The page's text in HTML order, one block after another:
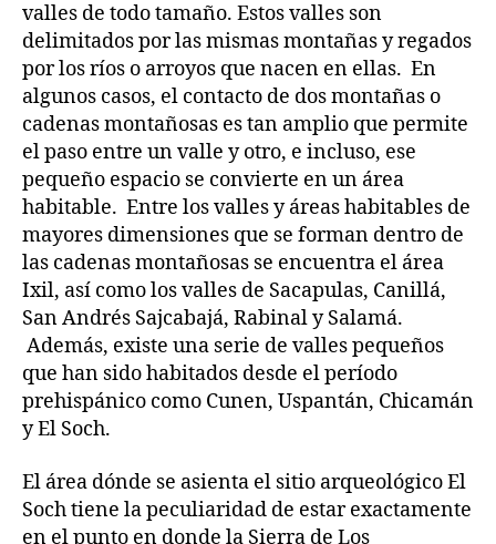
valles de todo tamaño. Estos valles son
delimitados por las mismas montañas y regados
por los ríos o arroyos que nacen en ellas. En
algunos casos, el contacto de dos montañas o
cadenas montañosas es tan amplio que permite
el paso entre un valle y otro, e incluso, ese
pequeño espacio se convierte en un área
habitable. Entre los valles y áreas habitables de
mayores dimensiones que se forman dentro de
las cadenas montañosas se encuentra el área
Ixil, así como los valles de Sacapulas, Canillá,
San Andrés Sajcabajá, Rabinal y Salamá.
Además, existe una serie de valles pequeños
que han sido habitados desde el período
prehispánico como Cunen, Uspantán, Chicamán
y El Soch.
El área dónde se asienta el sitio arqueológico El
Soch tiene la peculiaridad de estar exactamente
en el punto en donde la Sierra de Los